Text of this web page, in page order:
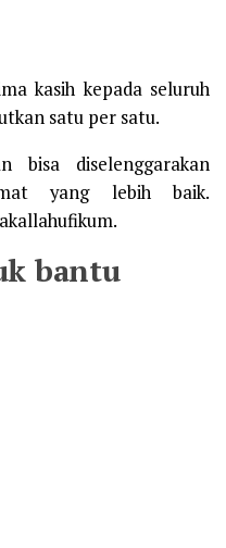
kasih kepada seluruh
satu per satu.
bisa diselenggarakan
yang lebih baik.
bantu